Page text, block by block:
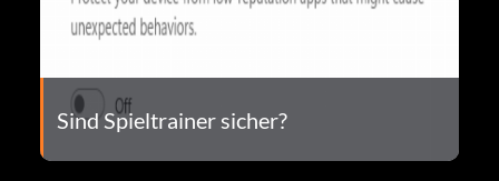
Sind Spieltrainer sicher?